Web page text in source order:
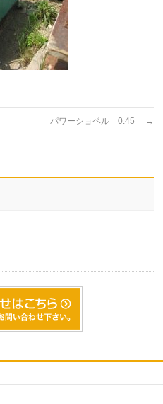
パワーショベル 0.45 →